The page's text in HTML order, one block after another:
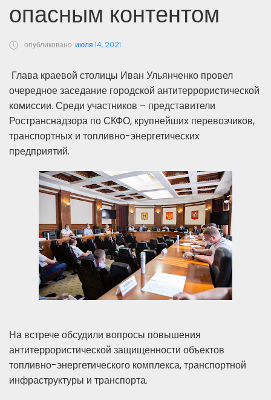
опасным контентом
опубликовано июля 14, 2021
Глава краевой столицы Иван Ульянченко провел
очередное заседание городской антитеррористической
комиссии. Среди участников – представители
Ространснадзора по СКФО, крупнейших перевозчиков,
транспортных и топливно-энергетических
предприятий.
На встрече обсудили вопросы повышения
антитеррористической защищенности объектов
топливно-энергетического комплекса, транспортной
инфраструктуры и транспорта.